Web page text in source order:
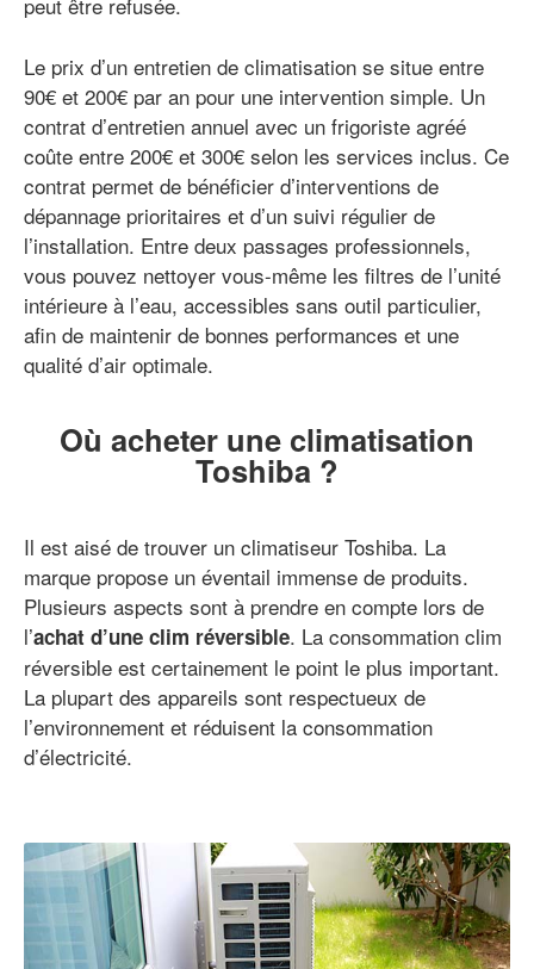
Le prix d’un entretien de climatisation se situe entre
90€ et 200€ par an pour une intervention simple. Un
contrat d’entretien annuel avec un frigoriste agréé
coûte entre 200€ et 300€ selon les services inclus. Ce
contrat permet de bénéficier d’interventions de
dépannage prioritaires et d’un suivi régulier de
l’installation. Entre deux passages professionnels,
vous pouvez nettoyer vous-même les filtres de l’unité
intérieure à l’eau, accessibles sans outil particulier,
afin de maintenir de bonnes performances et une
qualité d’air optimale.
Où acheter une climatisation
Toshiba ?
Il est aisé de trouver un climatiseur Toshiba. La
marque propose un éventail immense de produits.
Plusieurs aspects sont à prendre en compte lors de
l’achat d’une clim réversible. La consommation clim
réversible est certainement le point le plus important.
La plupart des appareils sont respectueux de
l’environnement et réduisent la consommation
d’électricité.